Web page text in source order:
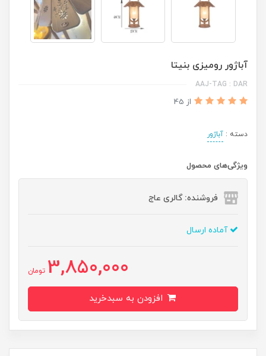
آباژور رومیزی بنیتا
AAJ-TAG : DAR
از 45
دسته : آباژور
ویژگی‌های محصول
فروشنده: گالری عاج
آماده ارسال
3,850,000 تومان